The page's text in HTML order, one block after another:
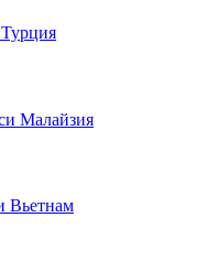
Турция
Малайзия
Вьетнам